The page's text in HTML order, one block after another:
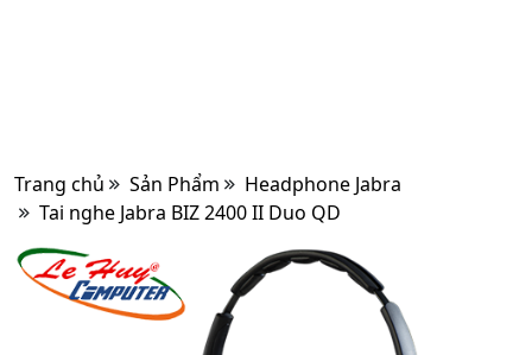
Trang chủ Sản Phẩm
Headphone Jabra
Tai nghe Jabra BIZ 2400 II Duo QD